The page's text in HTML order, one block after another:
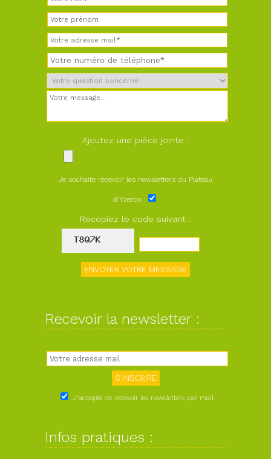
Ajoutez une pièce jointe :
Je souhaite recevoir les newsletters du Plateau
d'Yzeron :
Recopiez le code suivant :
Recevoir la newsletter :
J'accepte de recevoir les newsletters par mail
Infos pratiques :